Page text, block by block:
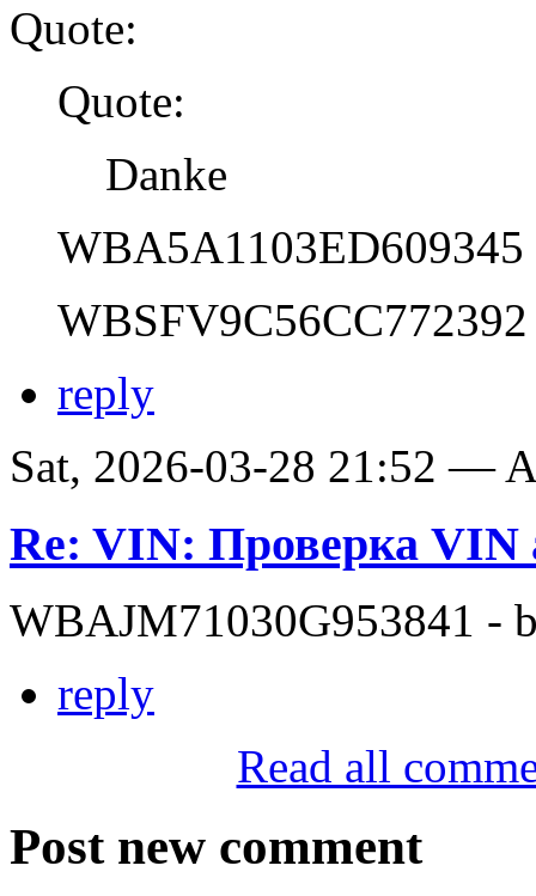
Quote:
Quote:
Danke
WBA5A1103ED609345
WBSFV9C56CC772392
reply
Sat, 2026-03-28 21:52 —
Re: VIN: Проверка VIN
WBAJM71030G953841 -
reply
Read all
Post new comment